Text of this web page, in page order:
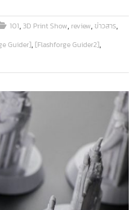
101,3D Print Show, review,ข่าวสาร,
Guider],[Flashforge Guider2],